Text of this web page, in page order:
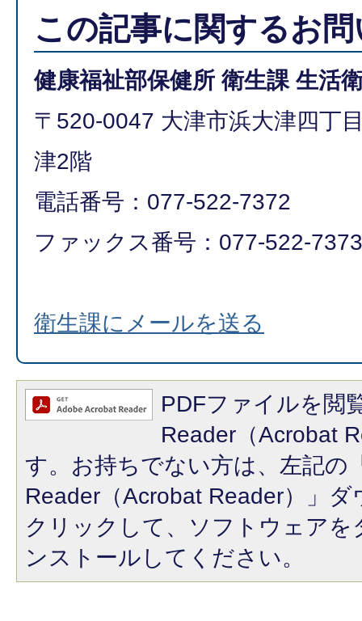
この記事に関するお
健康福祉部保健所 衛生課 生活
〒520-0047 大津市浜大津四丁
津2階
電話番号：077-522-7372
ファックス番号：077-522-7373
衛生課にメールを送る
PDFファイルを閲
Reader（Acrobat
す。お持ちでない方は、左記の
Reader（Acrobat Reader）」
クリックして、ソフトウェア
ンストールしてください。